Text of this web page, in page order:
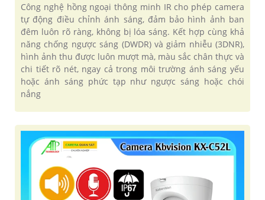
Công nghệ hồng ngoại thông minh IR cho phép camera
tự động điều chỉnh ánh sáng, đảm bảo hình ảnh ban
đêm luôn rõ ràng, không bị lóa sáng. Kết hợp cùng khả
năng chống ngược sáng (DWDR) và giảm nhiễu (3DNR),
hình ảnh thu được luôn mượt mà, màu sắc chân thực và
chi tiết rõ nét, ngay cả trong môi trường ánh sáng yếu
hoặc ánh sáng phức tạp như ngược sáng hoặc chói
nắng